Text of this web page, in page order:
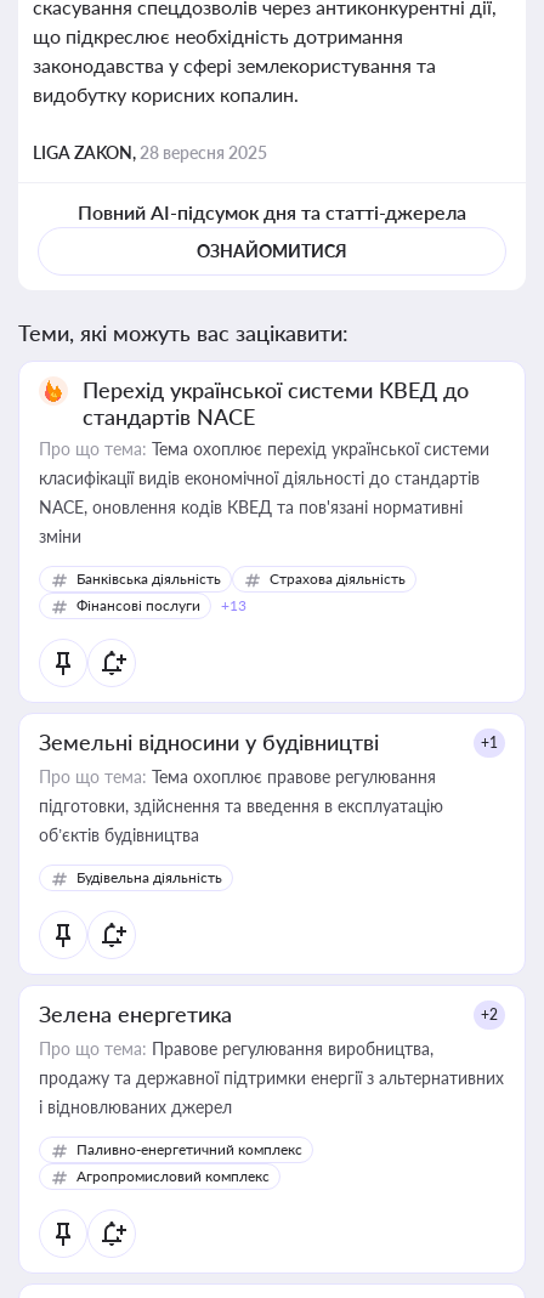
скасування спецдозволів через антиконкурентні дії,
що підкреслює необхідність дотримання
законодавства у сфері землекористування та
видобутку корисних копалин.
LIGA ZAKON, 28 вересня 2025
Повний AI-підсумок дня та статті-джерела
ОЗНАЙОМИТИСЯ
Теми, які можуть вас зацікавити:
Перехід української системи КВЕД до
стандартів NACE
Про що тема: Тема охоплює перехід української системи
класифікації видів економічної діяльності до стандартів
NACE, оновлення кодів КВЕД та пов'язані нормативні
зміни
Банківська діяльність
Страхова діяльність
Фінансові послуги
+13
Земельні відносини у будівництві +1
Про що тема: Тема охоплює правове регулювання
підготовки, здійснення та введення в експлуатацію
об’єктів будівництва
Будівельна діяльність
Зелена енергетика +2
Про що тема: Правове регулювання виробництва,
продажу та державної підтримки енергії з альтернативних
і відновлюваних джерел
Паливно-енергетичний комплекс
Агропромисловий комплекс